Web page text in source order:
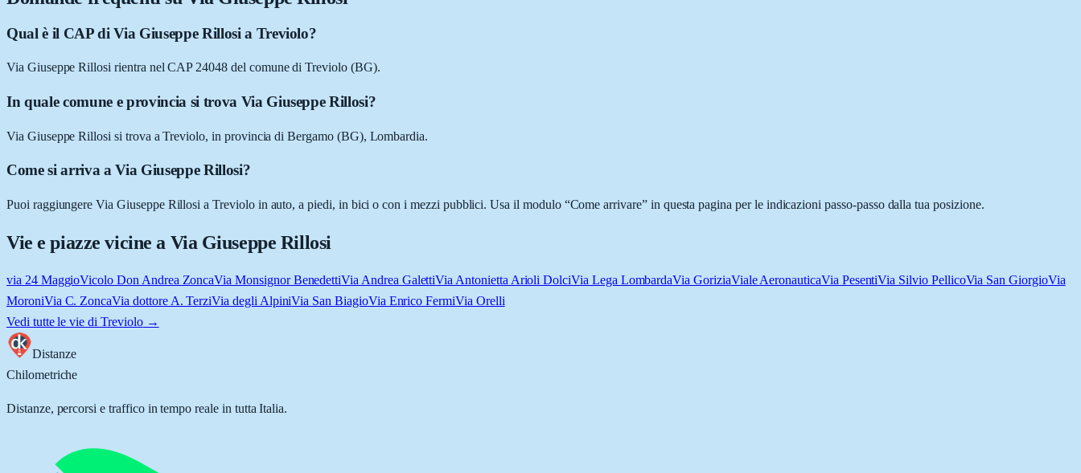
Qual è il CAP di Via Giuseppe Rillosi a Treviolo?
Via Giuseppe Rillosi rientra nel CAP 24048 del comune di Treviolo (BG).
In quale comune e provincia si trova Via Giuseppe Rillosi?
Via Giuseppe Rillosi si trova a Treviolo, in provincia di Bergamo (BG), Lombardia.
Come si arriva a Via Giuseppe Rillosi?
Puoi raggiungere Via Giuseppe Rillosi a Treviolo in auto, a piedi, in bici o con i mezzi pubblici. Usa il modulo “Come arrivare” in questa pagina per le indicazioni passo-passo dalla tua posizione.
Vie e piazze vicine a Via Giuseppe Rillosi
via 24 MaggioVicolo Don Andrea ZoncaVia Monsignor BenedettiVia Andrea GalettiVia Antonietta Arioli DolciVia Lega LombardaVia GoriziaViale AeronauticaVia PesentiVia Silvio PellicoVia San GiorgioVia
MoroniVia C. ZoncaVia dottore A. TerziVia degli AlpiniVia San BiagioVia Enrico FermiVia Orelli
Vedi tutte le vie di Treviolo→
Distanze
Chilometriche
Distanze, percorsi e traffico in tempo reale in tutta Italia.